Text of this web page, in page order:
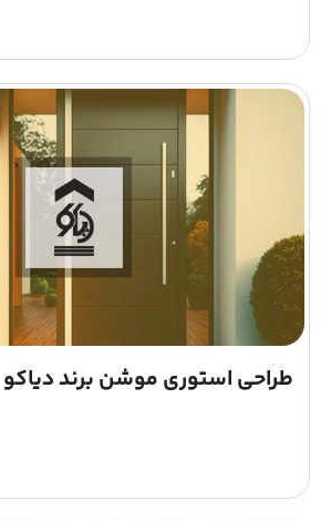
طراحی استوری موشن برند دیاکو